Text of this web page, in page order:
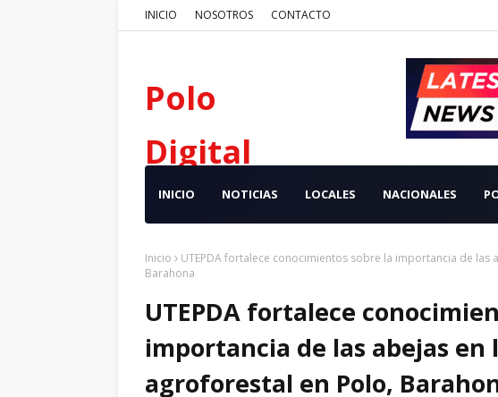
INICIO NOSOTROS CONTACTO
Polo
Digital
INICIO NOTICIAS LOCALES NACIONALES
Inicio
UTEPDA fortalece conocimientos sobre la importancia de
Barahona
UTEPDA fortalece
importancia de las abejas en
agroforestal en Polo,